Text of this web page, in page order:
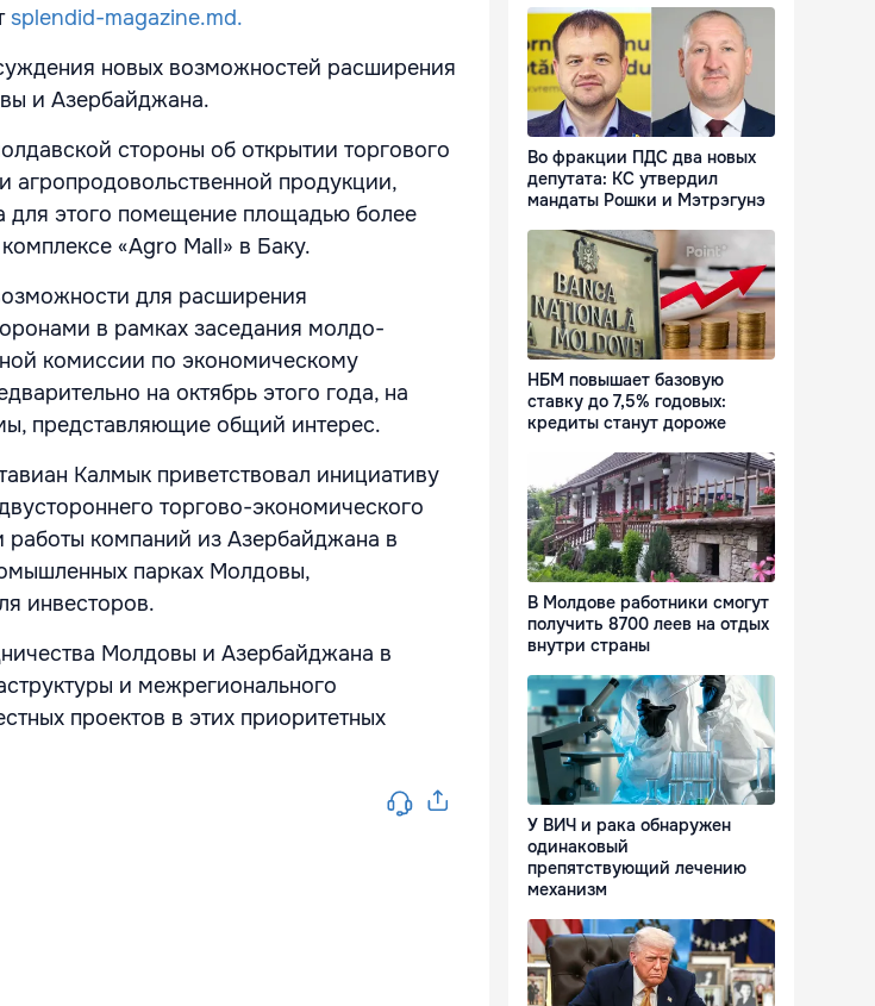
splendid-magazine.md.
новых возможностей расширения
и Азербайджана.
стороны об открытии торгового
агропродовольственной продукции,
для этого помещение площадью более
«Agro Mall» в Баку.
для расширения
в рамках заседания молдо-
комиссии по экономическому
на октябрь этого года, на
представляющие общий интерес.
Калмык приветствовал инициативу
торгово-экономического
работы компаний из Азербайджана в
парках Молдовы,
инвесторов.
Молдовы и Азербайджана в
и межрегионального
проектов в этих приоритетных
Во фракции ПДС два новых
депутата: КС утвердил
мандаты Рошки и Мэтрэгунэ
НБМ повышает базовую
ставку до 7,5% годовых:
кредиты станут дороже
В Молдове работники смогут
получить 8700 леев на отдых
внутри страны
У ВИЧ и рака обнаружен
одинаковый
препятствующий лечению
механизм